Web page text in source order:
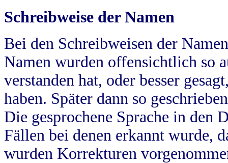
Schreibweise der Namen
Bei den Schreibweisen der
Namen wurden offensichtlich so
verstanden hat, oder besser
haben. Später dann so
Die gesprochene Sprache in
Fällen bei denen erkannt wurde,
wurden Korrekturen